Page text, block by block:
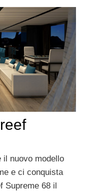
il nuovo modello
e ci conquista
Supreme 68 il